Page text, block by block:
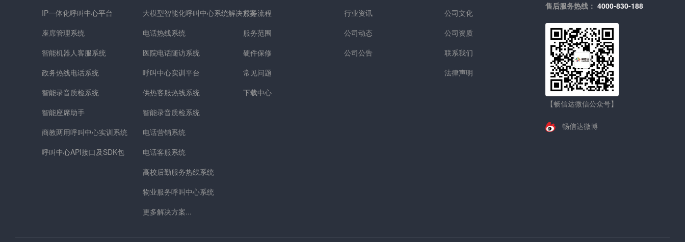
IP一体化呼叫中心平台
座席管理系统
智能机器人客服系统
政务热线电话系统
智能录音质检系统
智能座席助手
商教两用呼叫中心实训系统
呼叫中心API接口及SDK包
大模型智能化呼叫中心系统解决方案
电话热线系统
医院电话随访系统
呼叫中心实训平台
供热客服热线系统
智能录音质检系统
电话营销系统
电话客服系统
高校后勤服务热线系统
物业服务呼叫中心系统
更多解决方案...
服务流程
服务范围
硬件保修
常见问题
下载中心
行业资讯
公司动态
公司公告
公司文化
公司资质
联系我们
法律声明
售后服务热线： 4000-830-188
【畅信达微信公众号】
畅信达微博